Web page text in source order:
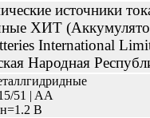
источники
ХИТ
International
Народная
51 | AA
В